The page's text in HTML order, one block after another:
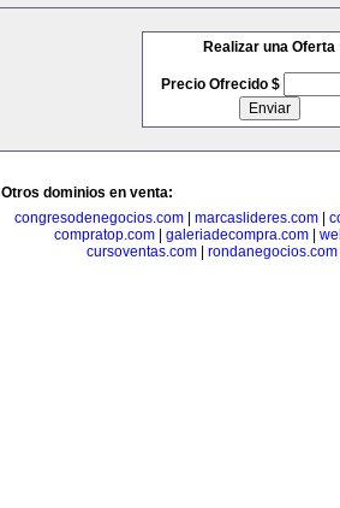
Realizar una Oferta
Precio Ofrecido $
Otros dominios en venta:
congresodenegocios.com| marcaslideres.com|
compratop.com| galeriadecompra.com|
cursoventas.com
rondanegocios.com